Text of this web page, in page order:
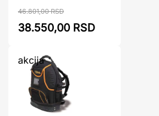
46.801,00 RSD
38.550,00 RSD
akcija